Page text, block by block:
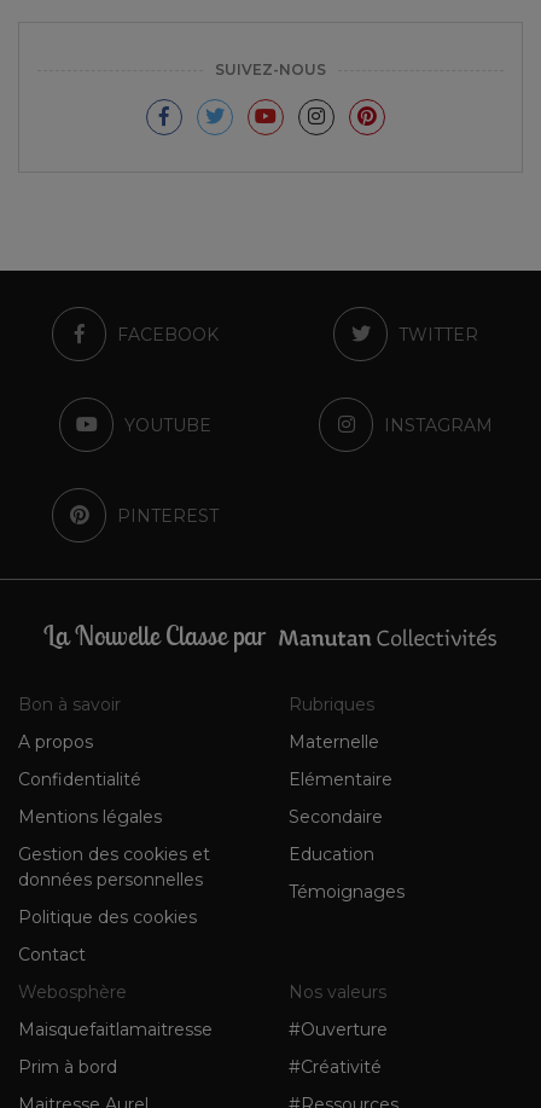
SUIVEZ-NOUS
FACEBOOK TWITTER
YOUTUBE INSTAGRAM
PINTEREST
La Nouvelle Classe par
Bon à savoir
A propos
Confidentialité
Mentions légales
Gestion des cookies et
données personnelles
Politique des cookies
Contact
Rubriques
Maternelle
Elémentaire
Secondaire
Education
Témoignages
Webosphère
Maisquefaitlamaitresse
Prim à bord
Nos valeurs
#Ouverture
#Créativité